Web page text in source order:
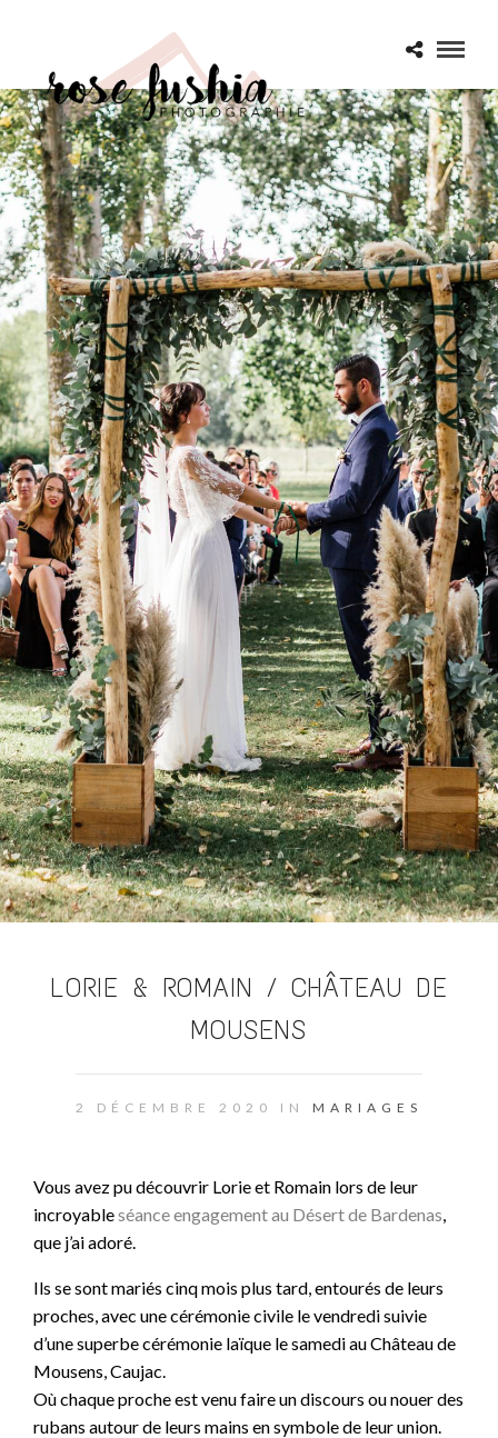
LORIE & ROMAIN / CHÂTEAU DE
MOUSENS
2 DÉCEMBRE 2020 IN MARIAGES
Vous avez pu découvrir Lorie et Romain lors de leur
incroyableséance engagement au Désert de Bardenas,
que j’ai adoré.
Ils se sont mariés cinq mois plus tard, entourés de leurs
proches, avec une cérémonie civile le vendredi suivie
d’une superbe cérémonie laïque le samedi au Château de
Mousens, Caujac.
Où chaque proche est venu faire un discours ou nouer des
rubans autour de leurs mains en symbole de leur union.